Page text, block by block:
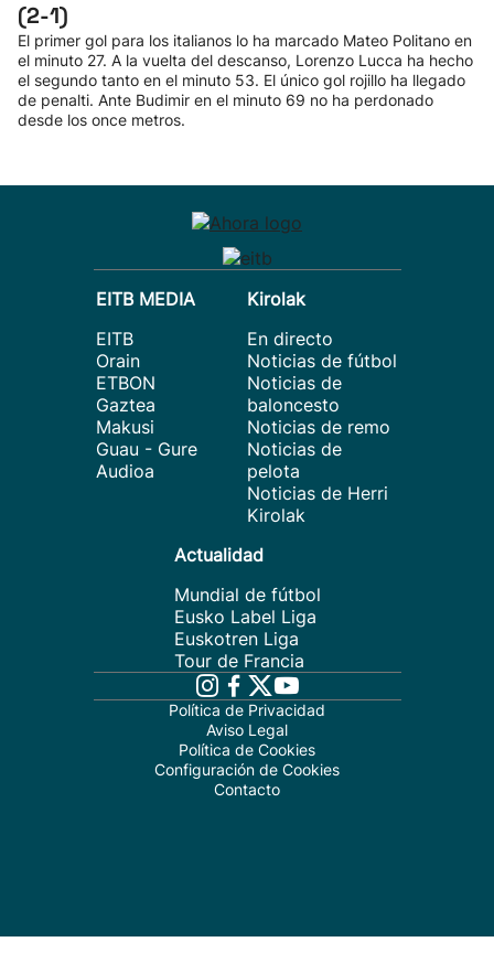
(2-1)
El primer gol para los italianos lo ha marcado Mateo Politano en
el minuto 27. A la vuelta del descanso, Lorenzo Lucca ha hecho
el segundo tanto en el minuto 53. El único gol rojillo ha llegado
de penalti. Ante Budimir en el minuto 69 no ha perdonado
desde los once metros.
EITB MEDIA
EITB
Orain
ETBON
Gaztea
Makusi
Guau - Gure
Audioa
Kirolak
En directo
Noticias de fútbol
Noticias de
baloncesto
Noticias de remo
Noticias de
pelota
Noticias de Herri
Kirolak
Actualidad
Mundial de fútbol
Eusko Label Liga
Euskotren Liga
Tour de Francia
Política de Privacidad
Aviso Legal
Política de Cookies
Configuración de Cookies
Contacto